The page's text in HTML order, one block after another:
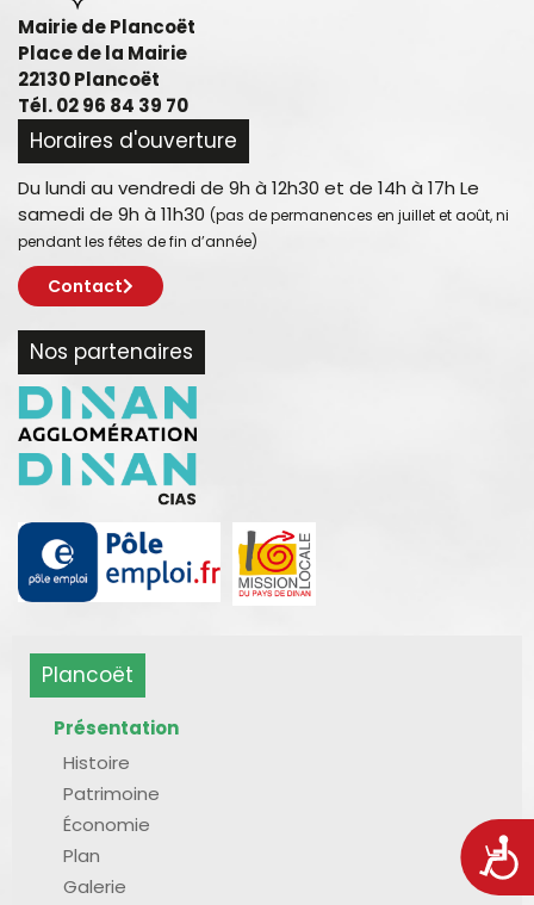
Mairie de Plancoët
Place de la Mairie
22130 Plancoët
Tél. 02 96 84 39 70
Horaires d'ouverture
Du lundi au vendredi de 9h à 12h30 et de 14h à 17h Le
samedi de 9h à 11h30 (pas de permanences en juillet et août, ni
pendant les fêtes de fin d’année)
Contact
Nos partenaires
Plancoët
Présentation
Histoire
Patrimoine
Économie
Plan
Galerie